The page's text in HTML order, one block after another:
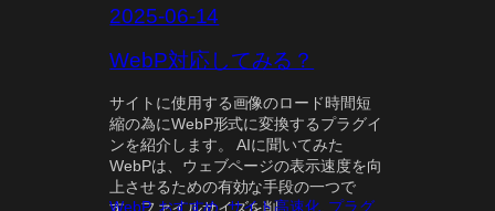
ー
す
2025-06-14
WebP対応してみる？
サイトに使用する画像のロード時間短
縮の為にWebP形式に変換するプラグイ
ンを紹介します。 AIに聞いてみた
WebPは、ウェブページの表示速度を向
上させるための有効な手段の一つで
す。ファイルサイズを削…
WebP, おすすめ, サイト高速化, プラグ